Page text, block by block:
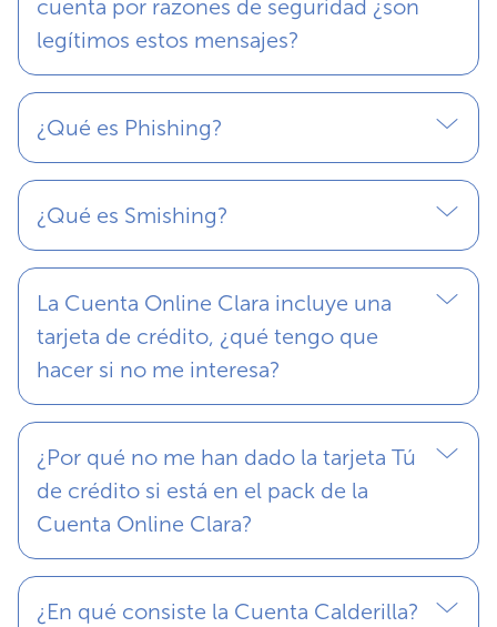
cuenta por razones de seguridad ¿son
legítimos estos mensajes?
¿Qué es Phishing?
¿Qué es Smishing?
La Cuenta Online Clara incluye una
tarjeta de crédito, ¿qué tengo que
hacer si no me interesa?
¿Por qué no me han dado la tarjeta Tú
de crédito si está en el pack de la
Cuenta Online Clara?
¿En qué consiste la Cuenta Calderilla?